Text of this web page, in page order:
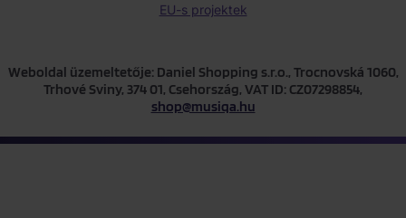
EU-s projektek
Weboldal üzemeltetője: Daniel Shopping s.r.o., Trocnovská 1060,
Trhové Sviny, 374 01, Csehország, VAT ID: CZ07298854,
shop@musiqa.hu